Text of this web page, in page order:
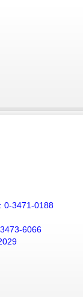
0-3471-0188
6066